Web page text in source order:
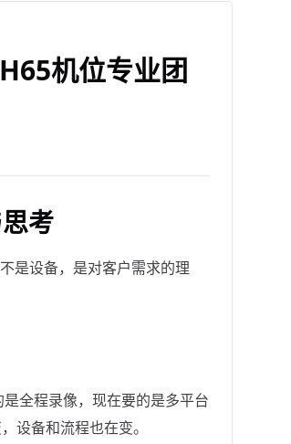
机位专业团
考
是设备，是对客户需求的理
全程录像，现在要的是多平台
设备和流程也在变。